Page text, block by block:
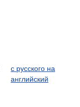
с русского на
английский